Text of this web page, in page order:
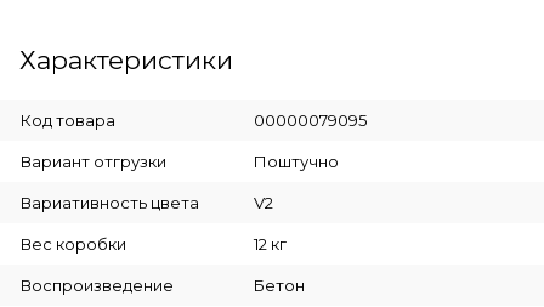
Характеристики
Код товара 00000079095
Вариант отгрузки Поштучно
Вариативность цвета V2
Вес коробки 12 кг
Воспроизведение Бетон